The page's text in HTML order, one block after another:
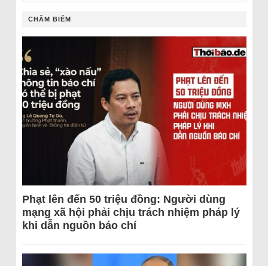
CHÂM BIẾM
Phạt lên đến 50 triệu đồng: Người dùng
mạng xã hội phải chịu trách nhiệm pháp lý
khi dẫn nguồn báo chí